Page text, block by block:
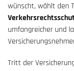
wünscht, wählt den
umfangreicher und
Tritt der